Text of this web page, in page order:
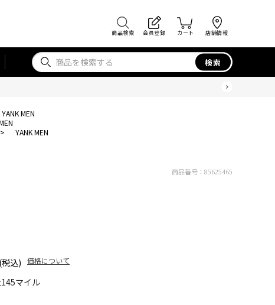
商品検索 会員登録 カート 店舗情報
検索
YANK MEN
> YANK MEN
145マイル
(税込) 価格について
商品番号： 85625465